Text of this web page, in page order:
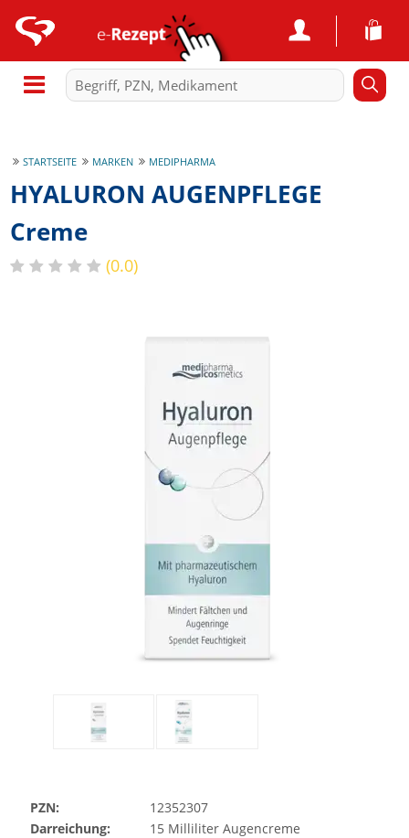
STARTSEITE MARKEN MEDIPHARMA
HYALURON AUGENPFLEGE
Creme
(0.0)
PZN:
12352307
Darreichung:
15 Milliliter Augencreme